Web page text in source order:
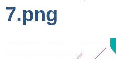
7.png